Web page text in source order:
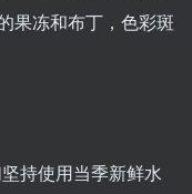
果冻和布丁，色彩斑
持使用当季新鲜水